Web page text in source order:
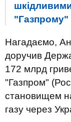
"Газпрому"
Нагадаємо,
доручив
172 млрд
"Газпром"
становищем
газу через